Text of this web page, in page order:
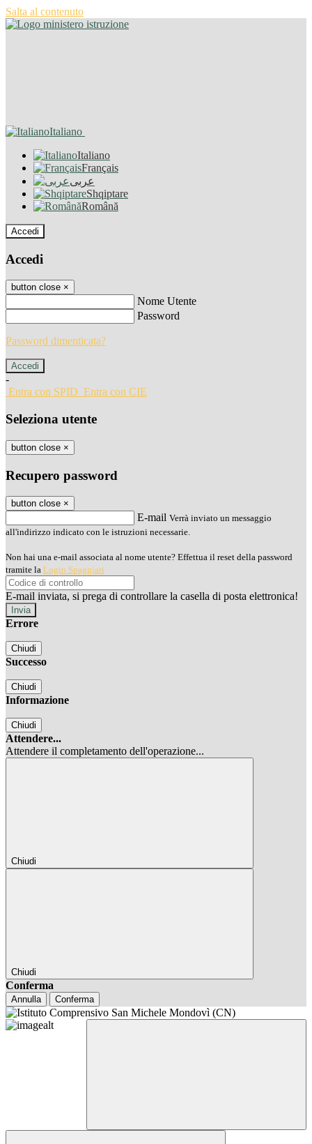
Salta al contenuto
Italiano
Italiano
Français
عربى
Shqiptare
Română
Accedi
Accedi
button close ×
Nome Utente
Password
Password dimenticata?
-
Entra con SPID Entra con CIE
Seleziona utente
button close ×
Recupero password
button close ×
E-mail Verrà inviato un messaggio
all'indirizzo indicato con le istruzioni necessarie.
Non hai una e-mail associata al nome utente? Effettua il reset della password
tramite la Login Spaggiari
E-mail inviata, si prega di controllare la casella di posta elettronica!
Errore
Chiudi
Successo
Chiudi
Informazione
Chiudi
Attendere...
Attendere il completamento dell'operazione...
Chiudi
Chiudi
Conferma
Annulla Conferma